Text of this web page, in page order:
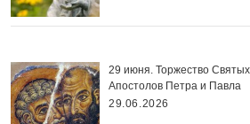
29 июня. Торжество
Апостолов Петра и Павла
29.06.2026